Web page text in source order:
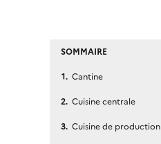
SOMMAIRE
Cantine
Cuisine centrale
Cuisine de production